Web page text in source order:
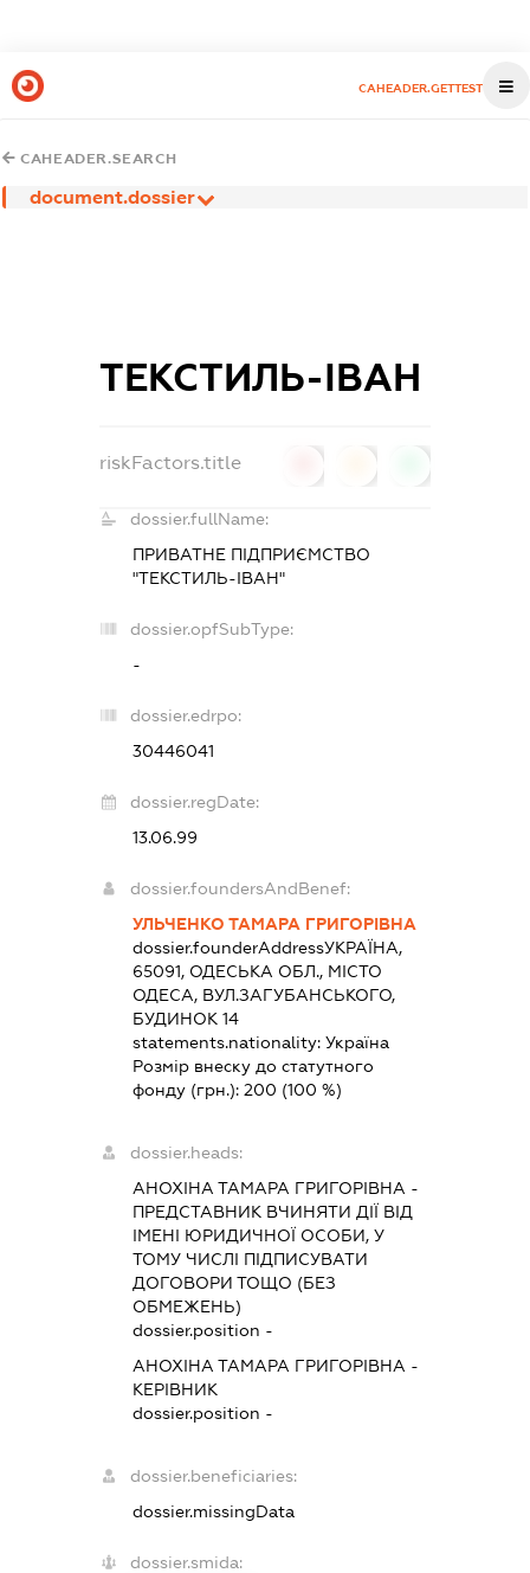
CAHEADER.GETTEST
CAHEADER.SEARCH
document.dossier
ТЕКСТИЛЬ-ІВАН
riskFactors.title
dossier.fullName:
ПРИВАТНЕ ПІДПРИЄМСТВО
"ТЕКСТИЛЬ-ІВАН"
dossier.opfSubType:
-
dossier.edrpo:
30446041
dossier.regDate:
13.06.99
dossier.foundersAndBenef:
УЛЬЧЕНКО ТАМАРА ГРИГОРІВНА
dossier.founderAddressУКРАЇНА,
65091, ОДЕСЬКА ОБЛ., МІСТО
ОДЕСА, ВУЛ.ЗАГУБАНСЬКОГО,
БУДИНОК 14
statements.nationality: Україна
Розмір внеску до статутного
фонду (грн.): 200 (100 %)
dossier.heads:
АНОХІНА ТАМАРА ГРИГОРІВНА -
ПРЕДСТАВНИК ВЧИНЯТИ ДІЇ ВІД
ІМЕНІ ЮРИДИЧНОЇ ОСОБИ, У
ТОМУ ЧИСЛІ ПІДПИСУВАТИ
ДОГОВОРИ ТОЩО (БЕЗ
ОБМЕЖЕНЬ)
dossier.position -
АНОХІНА ТАМАРА ГРИГОРІВНА -
КЕРІВНИК
dossier.position -
dossier.beneficiaries:
dossier.missingData
dossier.smida: